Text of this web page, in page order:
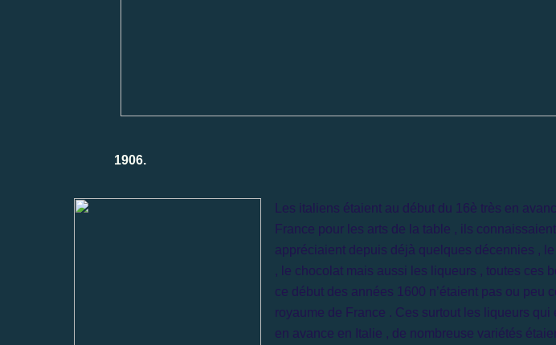
1906.
Les italiens étaient au début du 16è très en
France pour les arts de la table , ils
appréciaient depuis déjà quelques décennies , le
, le chocolat mais aussi les liqueurs , toutes ces
ce début des années 1600 n’étaient pas ou peu
royaume de France . Ces surtout les liqueurs qui
en avance en Italie , de nombreuse variétés